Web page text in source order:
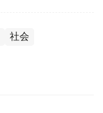
社会